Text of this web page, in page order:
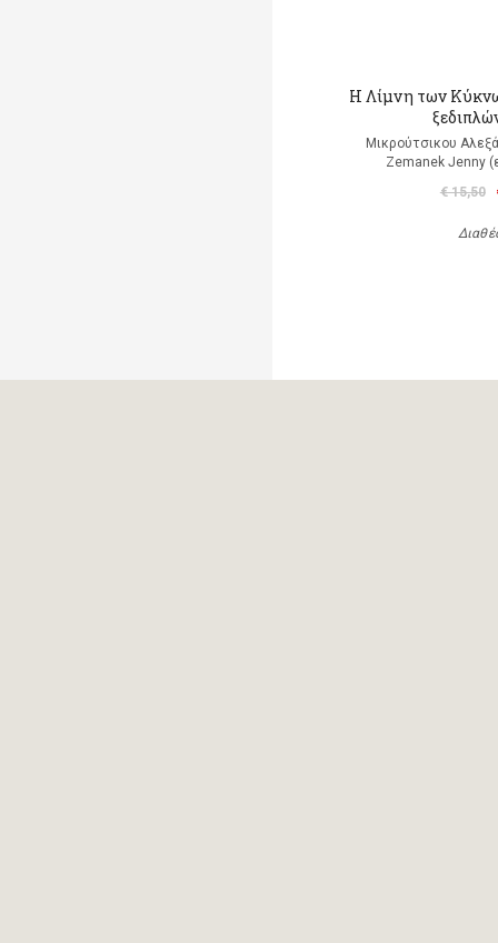
Η Λίμνη των
Μικρούτσικου
Zemanek Jenny
€ 15,50